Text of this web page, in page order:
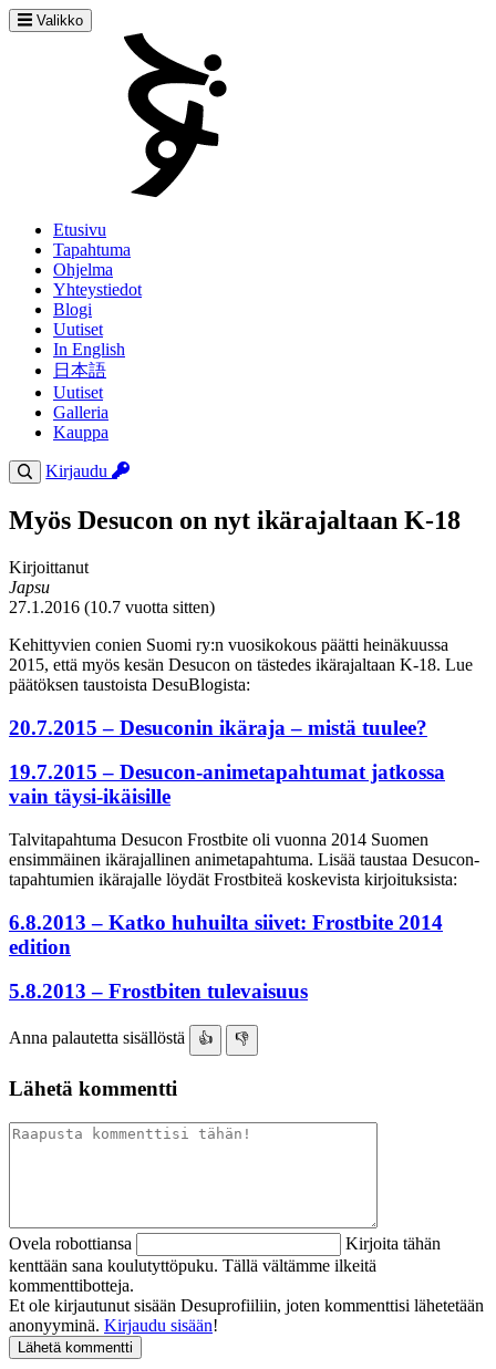
Valikko
Etusivu
Tapahtuma
Ohjelma
Yhteystiedot
Blogi
Uutiset
In English
日本語
Uutiset
Galleria
Kauppa
Kirjaudu
Myös Desucon on nyt ikärajaltaan K-18
Kirjoittanut
Japsu
27.1.2016 (10.7 vuotta sitten)
Kehittyvien conien Suomi ry:n vuosikokous päätti heinäkuussa
2015, että myös kesän Desucon on tästedes ikärajaltaan K-18. Lue
päätöksen taustoista DesuBlogista:
20.7.2015 – Desuconin ikäraja – mistä tuulee?
19.7.2015 – Desucon-animetapahtumat jatkossa
vain täysi-ikäisille
Talvitapahtuma Desucon Frostbite oli vuonna 2014 Suomen
ensimmäinen ikärajallinen animetapahtuma. Lisää taustaa Desucon-
tapahtumien ikärajalle löydät Frostbiteä koskevista kirjoituksista:
6.8.2013 – Katko huhuilta siivet: Frostbite 2014
edition
5.8.2013 – Frostbiten tulevaisuus
Anna palautetta sisällöstä 👍 👎
Lähetä kommentti
Ovela robottiansa
Kirjoita tähän
kenttään sana koulutyttöpuku. Tällä vältämme ilkeitä
kommenttibotteja.
Et ole kirjautunut sisään Desuprofiiliin, joten kommenttisi lähetetään
anonyyminä. Kirjaudu sisään!